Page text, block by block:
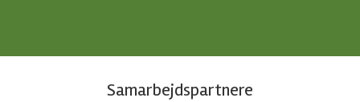
Samarbejdspartnere